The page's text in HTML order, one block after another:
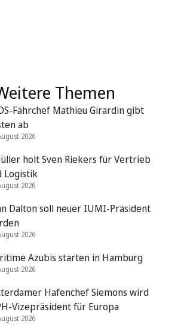
Themen
Fährchef Mathieu Girardin gibt
ab
2026
holt Sven Riekers für Vertrieb
Logistik
2026
Dalton soll neuer IUMI-Präsident
2026
Azubis starten in Hamburg
2026
Hafenchef Siemons wird
Vizepräsident für Europa
2026